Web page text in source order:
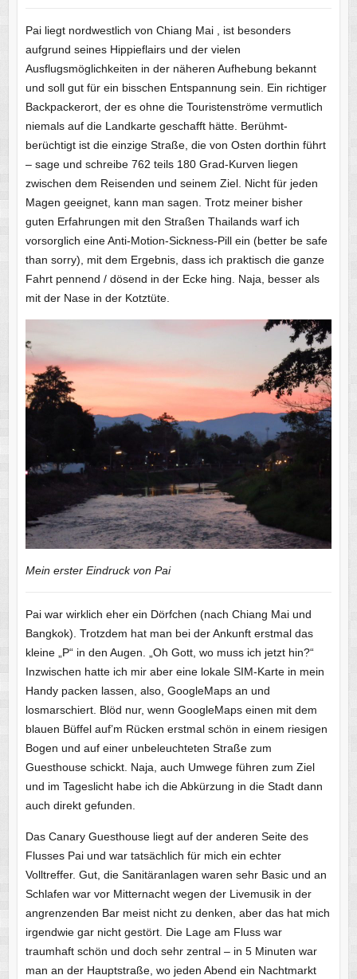
Pai liegt nordwestlich von Chiang Mai , ist besonders
aufgrund seines Hippieflairs und der vielen
Ausflugsmöglichkeiten in der näheren Aufhebung bekannt
und soll gut für ein bisschen Entspannung sein. Ein richtiger
Backpackerort, der es ohne die Touristenströme vermutlich
niemals auf die Landkarte geschafft hätte. Berühmt-
berüchtigt ist die einzige Straße, die von Osten dorthin führt
– sage und schreibe 762 teils 180 Grad-Kurven liegen
zwischen dem Reisenden und seinem Ziel. Nicht für jeden
Magen geeignet, kann man sagen. Trotz meiner bisher
guten Erfahrungen mit den Straßen Thailands warf ich
vorsorglich eine Anti-Motion-Sickness-Pill ein (better be safe
than sorry), mit dem Ergebnis, dass ich praktisch die ganze
Fahrt pennend / dösend in der Ecke hing. Naja, besser als
mit der Nase in der Kotztüte.
Mein erster Eindruck von Pai
Pai war wirklich eher ein Dörfchen (nach Chiang Mai und
Bangkok). Trotzdem hat man bei der Ankunft erstmal das
kleine „P“ in den Augen. „Oh Gott, wo muss ich jetzt hin?“
Inzwischen hatte ich mir aber eine lokale SIM-Karte in mein
Handy packen lassen, also, GoogleMaps an und
losmarschiert. Blöd nur, wenn GoogleMaps einen mit dem
blauen Büffel auf’m Rücken erstmal schön in einem riesigen
Bogen und auf einer unbeleuchteten Straße zum
Guesthouse schickt. Naja, auch Umwege führen zum Ziel
und im Tageslicht habe ich die Abkürzung in die Stadt dann
auch direkt gefunden.
Das Canary Guesthouse liegt auf der anderen Seite des
Flusses Pai und war tatsächlich für mich ein echter
Volltreffer. Gut, die Sanitäranlagen waren sehr Basic und an
Schlafen war vor Mitternacht wegen der Livemusik in der
angrenzenden Bar meist nicht zu denken, aber das hat mich
irgendwie gar nicht gestört. Die Lage am Fluss war
traumhaft schön und doch sehr zentral – in 5 Minuten war
man an der Hauptstraße, wo jeden Abend ein Nachtmarkt